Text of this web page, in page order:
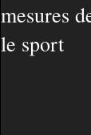
mesures
le sport